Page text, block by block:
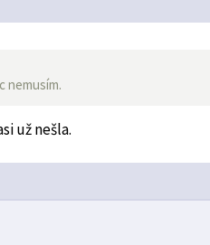
nemusím.
už nešla.